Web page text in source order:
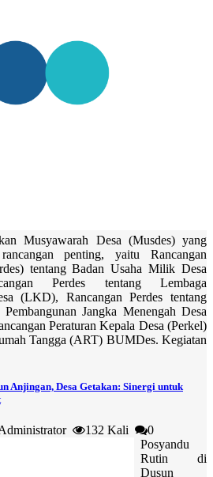
Musyawarah Desa (Musdes) yang
penting, yaitu Rancangan
tentang Badan Usaha Milik Desa
Perdes tentang Lembaga
(LKD), Rancangan Perdes tentang
Pembangunan Jangka Menengah Desa
Peraturan Kepala Desa (Perkel)
Tangga (ART) BUMDes. Kegiatan
Anjingan, Desa Getakan: Sinergi untuk
132 Kali
0
Posyandu
Rutin di
Dusun